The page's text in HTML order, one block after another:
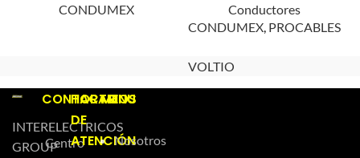
CONDUMEX
Conductores
CONDUMEX, PROCABLES
VOLTIO
INTERELECTRICOS
GROUP
CONTACTO
Centro
HORARIOS
DE
ATENCIÓN
MENU
Nosotros